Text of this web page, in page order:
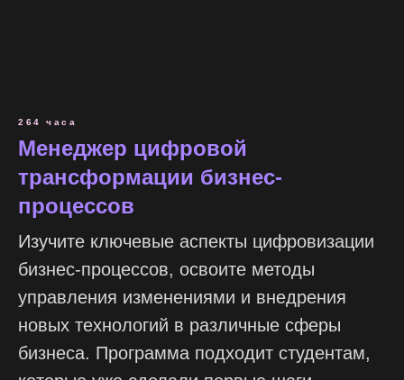
264 часа
Менеджер цифровой
трансформации бизнес-
процессов
Изучите ключевые аспекты цифровизации
бизнес-процессов, освоите методы
управления изменениями и внедрения
новых технологий в различные сферы
бизнеса. Программа подходит студентам,